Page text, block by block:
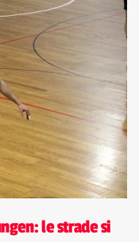
le strade si